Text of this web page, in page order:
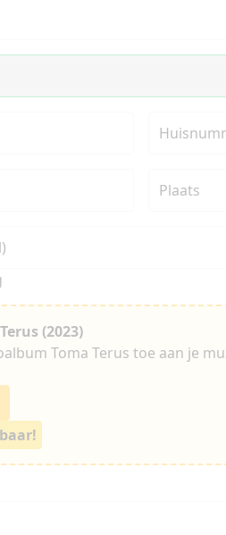
Plaats
(2023)
Toma Terus toe aan je